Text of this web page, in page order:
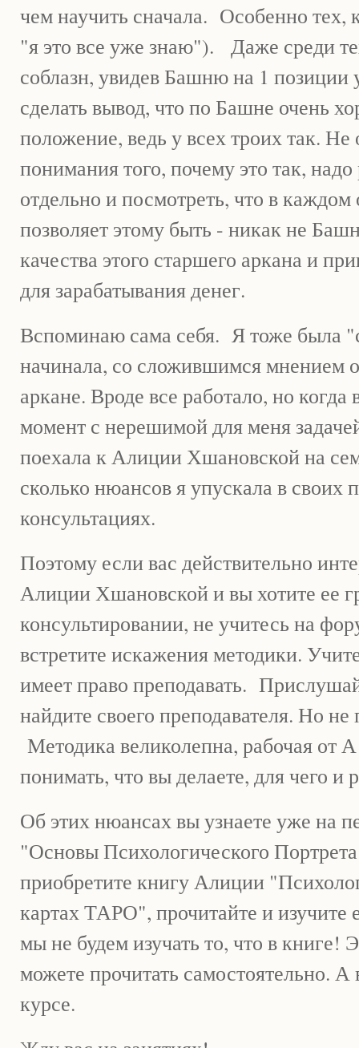
чем научить сначала. Особенно тех,
"я это все уже знаю"). Даже среди
соблазн, увидев Башню на 1 позиции
сделать вывод, что по Башне очень
положение, ведь у всех троих так.
понимания того, почему это так,
отдельно и посмотреть, что в каждом
позволяет этому быть - никак не
качества этого старшего аркана и
для зарабатывания денег.
Вспоминаю сама себя. Я тоже была
начинала, со сложившимся мнением
аркане. Вроде все работало, но когда
момент с нерешимой для меня
поехала к Алиции Хшановской на
сколько нюансов я упускала в своих
консультациях.
Поэтому если вас действительно
Алиции Хшановской и вы хотите ее
консультировании, не учитесь на
встретите искажения методики.
имеет право преподавать.
найдите своего преподавателя. Но
Методика великолепна, рабочая от
понимать, что вы делаете, для чего
Об этих нюансах вы узнаете уже на
"Основы Психологического
приобретите книгу Алиции
картах ТАРО", прочитайте и изучите
мы не будем изучать то, что в книге!
можете прочитать самостоятельно.
курсе.